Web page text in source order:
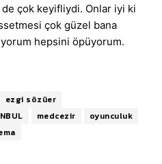
çok keyifliydi. Onlar iyi ki
çok güzel bana
hepsini öpüyorum.
ezgi sözüer
medcezir
oyunculuk